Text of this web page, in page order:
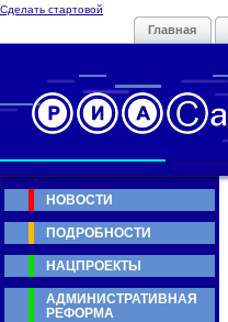
Сделать стартовой
Главная
НОВОСТИ
ПОДРОБНОСТИ
НАЦПРОЕКТЫ
АДМИНИСТРАТИВНАЯ
РЕФОРМА